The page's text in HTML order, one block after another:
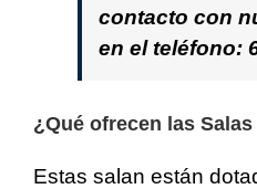
contacto con
en el teléfono:
¿Qué ofrecen las
Estas salan están